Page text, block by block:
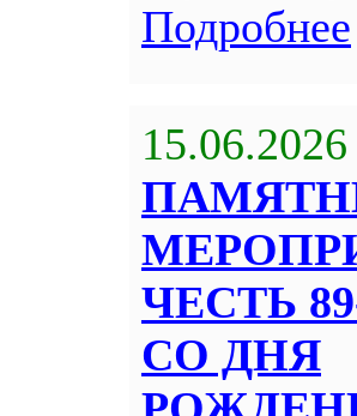
Подробнее
15.06.2026
ЧЕСТЬ
СО ДНЯ